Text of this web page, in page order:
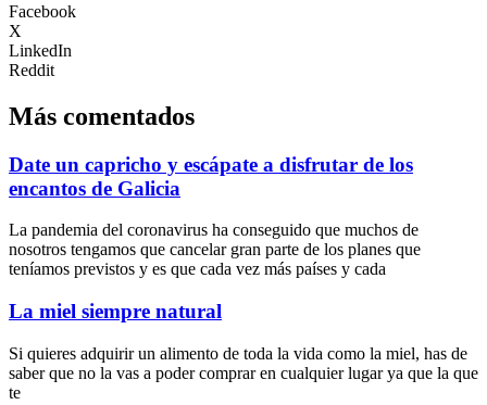
Facebook
X
LinkedIn
Reddit
Más comentados
Date un capricho y escápate a disfrutar de los
encantos de Galicia
La pandemia del coronavirus ha conseguido que muchos de
nosotros tengamos que cancelar gran parte de los planes que
teníamos previstos y es que cada vez más países y cada
La miel siempre natural
Si quieres adquirir un alimento de toda la vida como la miel, has de
saber que no la vas a poder comprar en cualquier lugar ya que la que
te